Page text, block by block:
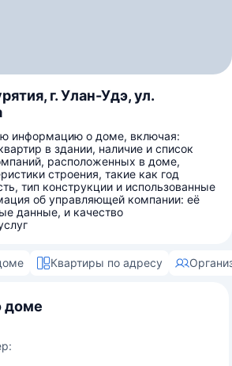
г. Улан-Удэ, ул.
информацию о доме, включая:
в здании, наличие и список
расположенных в доме,
строения, такие как год
тип конструкции и использованные
об управляющей компании: её
данные, и качество
Квартиры по адресу
доме